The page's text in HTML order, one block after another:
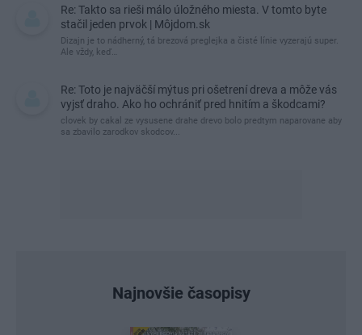
Re: Takto sa rieši málo úložného miesta. V tomto byte
stačil jeden prvok | Môjdom.sk
Dizajn je to nádherný, tá brezová preglejka a čisté línie vyzerajú super.
Ale vždy, keď…
Re: Toto je najväčší mýtus pri ošetrení dreva a môže vás
vyjsť draho. Ako ho ochrániť pred hnitím a škodcami?
clovek by cakal ze vysusene drahe drevo bolo predtym naparovane aby
sa zbavilo zarodkov skodcov...
Najnovšie časopisy